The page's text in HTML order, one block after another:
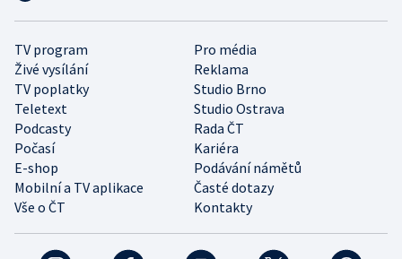
TV program
Pro média
Živé vysílání
Reklama
TV poplatky
Studio Brno
Teletext
Studio Ostrava
Podcasty
Rada ČT
Počasí
Kariéra
E-shop
Podávání námětů
Mobilní a TV aplikace
Časté dotazy
Vše o ČT
Kontakty